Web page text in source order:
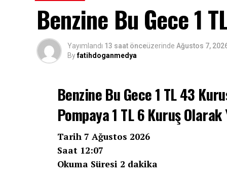
Benzine Bu Gece 1
Yayımlandı 13 saat önceüzerinde Ağustos 7,
Byfatihdoganmedya
Benzine Bu Gece 1 TL 43
Pompaya 1 TL 6 Kuruş Olarak
Tarih 7 Ağustos 2026
Saat 12:07
Okuma Süresi 2 dakika